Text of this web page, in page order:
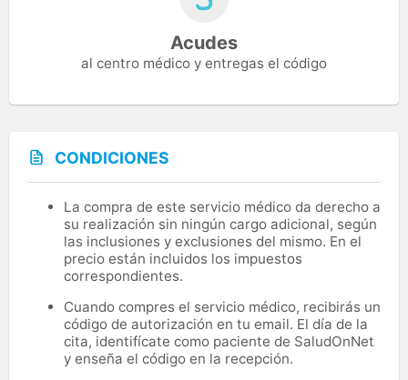
Acudes
al centro médico y entregas el código
CONDICIONES
La compra de este servicio médico da derecho a
su realización sin ningún cargo adicional, según
las inclusiones y exclusiones del mismo. En el
precio están incluidos los impuestos
correspondientes.
Cuando compres el servicio médico, recibirás un
código de autorización en tu email. El día de la
cita, identifícate como paciente de SaludOnNet
y enseña el código en la recepción.